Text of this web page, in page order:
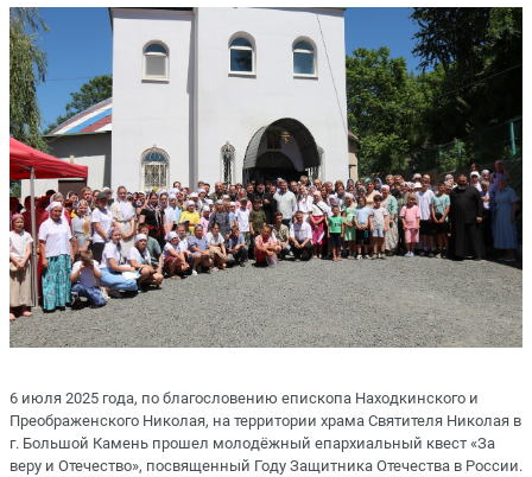
6 июля 2025 года, по благословению епископа Находкинского и
Преображенского Николая, на территории храма Святителя Николая в
г. Большой Камень прошел молодёжный епархиальный квест «За
веру и Отечество», посвященный Году Защитника Отечества в России.